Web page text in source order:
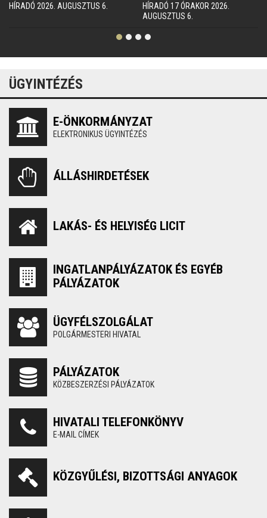
HÍRADÓ 2026. AUGUSZTUS 6.
HÍRADÓ 17 ÓRAKOR 2026.
AUGUSZTUS 6.
ÜGYINTÉZÉS
E-ÖNKORMÁNYZAT
ELEKTRONIKUS ÜGYINTÉZÉS
ÁLLÁSHIRDETÉSEK
LAKÁS- ÉS HELYISÉG LICIT
INGATLANPÁLYÁZATOK ÉS EGYÉB
PÁLYÁZATOK
ÜGYFÉLSZOLGÁLAT
POLGÁRMESTERI HIVATAL
PÁLYÁZATOK
KÖZBESZERZÉSI PÁLYÁZATOK
HIVATALI TELEFONKÖNYV
E-MAIL CÍMEK
KÖZGYŰLÉSI, BIZOTTSÁGI ANYAGOK